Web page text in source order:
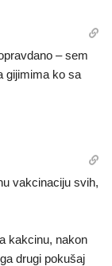
– sem
gijimima ko sa
vakcinaciju svih,
kakcinu, nakon
drugi pokušaj